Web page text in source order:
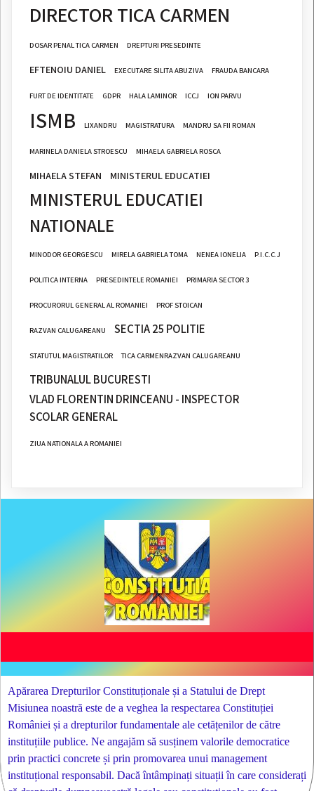
DIRECTOR TICA CARMEN
DOSAR PENAL TICA CARMEN DREPTURI PRESEDINTE
EFTENOIU DANIEL EXECUTARE SILITA ABUZIVA FRAUDA BANCARA
FURT DE IDENTITATE GDPR HALA LAMINOR ICCJ ION PARVU
ISMB LIXANDRU MAGISTRATURA MANDRU SA FII ROMAN
MARINELA DANIELA STROESCU MIHAELA GABRIELA ROSCA
MIHAELA STEFAN MINISTERUL EDUCATIEI
MINISTERUL EDUCATIEI
NATIONALE
MINODOR GEORGESCU MIRELA GABRIELA TOMA NENEA IONELIA P.I.C.C.J
POLITICA INTERNA PRESEDINTELE ROMANIEI PRIMARIA SECTOR 3
PROCURORUL GENERAL AL ROMANIEI PROF STOICAN
RAZVAN CALUGAREANU SECTIA 25 POLITIE
STATUTUL MAGISTRATILOR TICA CARMENRAZVAN CALUGAREANU
TRIBUNALUL BUCURESTI
VLAD FLORENTIN DRINCEANU - INSPECTOR
SCOLAR GENERAL
ZIUA NATIONALA A ROMANIEI
Apărarea Drepturilor Constituționale și a Statului de Drept
Misiunea noastră este de a veghea la respectarea Constituției
României și a drepturilor fundamentale ale cetățenilor de către
instituțiile publice. Ne angajăm să susținem valorile democratice
prin practici concrete și prin promovarea unui management
instituțional responsabil. Dacă întâmpinați situații în care considerați